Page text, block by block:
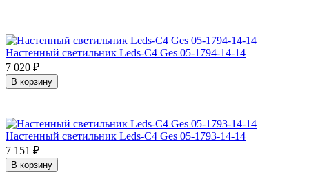
Настенный светильник Leds-C4 Ges 05-1794-14-14
7 020 ₽
В корзину
Настенный светильник Leds-C4 Ges 05-1793-14-14
7 151 ₽
В корзину